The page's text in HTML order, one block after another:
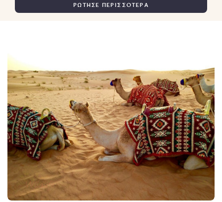
ΡΩΤΗΣΕ ΠΕΡΙΣΣΟΤΕΡΑ
Wildlife